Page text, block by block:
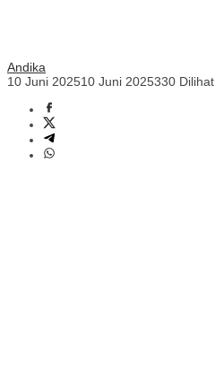
Andika
10 Juni 202510 Juni 2025330 Dilihat